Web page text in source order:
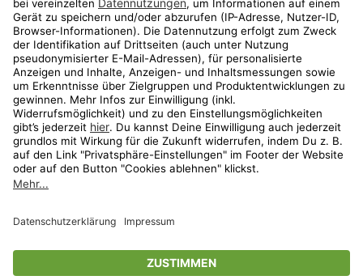
Aktionen
Travel